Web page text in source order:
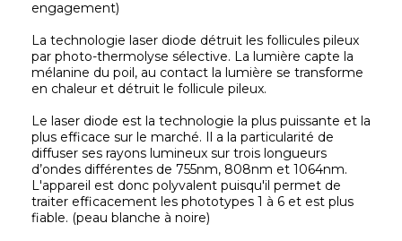
engagement)
La technologie laser diode détruit les follicules pileux
par photo-thermolyse sélective. La lumière capte la
mélanine du poil, au contact la lumière se transforme
en chaleur et détruit le follicule pileux.
Le laser diode est la technologie la plus puissante et la
plus efficace sur le marché. Il a la particularité de
diffuser ses rayons lumineux sur trois longueurs
d’ondes différentes de 755nm, 808nm et 1064nm.
L'appareil est donc polyvalent puisqu'il permet de
traiter efficacement les phototypes 1 à 6 et est plus
fiable. (peau blanche à noire)